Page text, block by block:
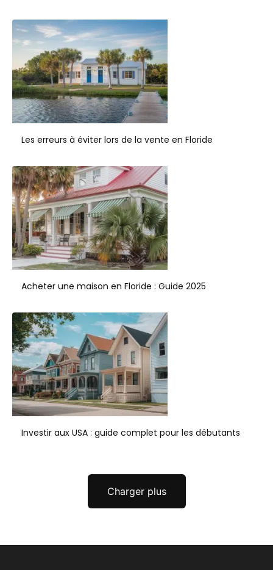
Les erreurs à éviter lors de la vente en Floride
Acheter une maison en Floride : Guide 2025
Investir aux USA : guide complet pour les débutants
Charger plus